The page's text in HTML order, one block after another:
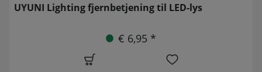
UYUNI Lighting fjernbetjening til LED-lys
€ 6,95 *